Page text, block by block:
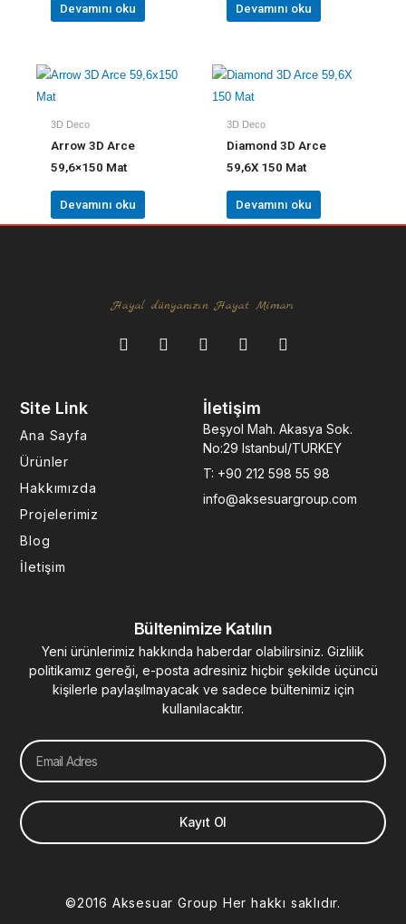
Devamını oku Devamını oku
3D Deco
Arrow 3D Arce
59,6×150 Mat
Devamını oku
3D Deco
Diamond 3D Arce
59,6X 150 Mat
Devamını oku
Hayal dünyanızın Hayat Mimarı
F
I
L
e
d
i
n
-
i
n
Y
u
b
e
P
r
e
s
t
Site Link
Ana Sayfa
Ürünler
Hakkımızda
Projelerimiz
Blog
İletişim
İletişim
Beşyol Mah. Akasya Sok.
No:29 Istanbul/TURKEY
T: +90 212 598 55 98
info@aksesuargroup.com
Bültenimize Katılın
Yeni ürünlerimiz hakkında haberdar olabilirsiniz. Gizlilik
politikamız gereği, e-posta adresiniz hiçbir şekilde üçüncü
kişilerle paylaşılmayacak ve sadece bültenimiz için
kullanılacaktır.
Email
Kayıt Ol
©2016 Aksesuar Group Her hakkı saklıdır.